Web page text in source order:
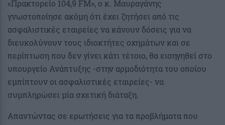
«Πρακτορείο 104,9 FM», ο κ. Μαυραγάνης
γνωστοποίησε ακόμη ότι έχει ζητήσει από τις
ασφαλιστικές εταιρείες να κάνουν δόσεις για να
διευκολύνουν τους ιδιοκτήτες οχημάτων και σε
περίπτωση που δεν γίνει κάτι τέτοιο, θα εισηγηθεί στο
υπουργείο Ανάπτυξης -στην αρμοδιότητα του οποίου
εμπίπτουν οι ασφαλιστικές εταιρείες- να
συμπληρώσει μία σχετική διάταξη.
Απαντώντας σε ερωτήσεις για τα προβλήματα που